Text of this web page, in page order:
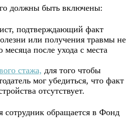
должны быть включены:
подтверждающий факт
или получения травмы не
месяца после ухода с места
стажа, для того чтобы
мог убедиться, что факт
отсутствует.
сотрудник обращается в Фонд